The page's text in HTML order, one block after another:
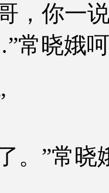
，你一
晓娥
。”常晓